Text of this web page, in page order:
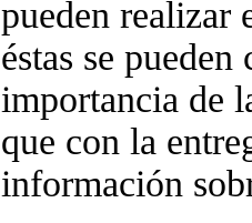
pueden realizar
éstas se
importancia de
que con la
información